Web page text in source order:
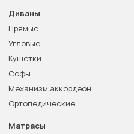
Диваны
Прямые
Угловые
Кушетки
Софы
Механизм аккордеон
Ортопедические
Матрасы